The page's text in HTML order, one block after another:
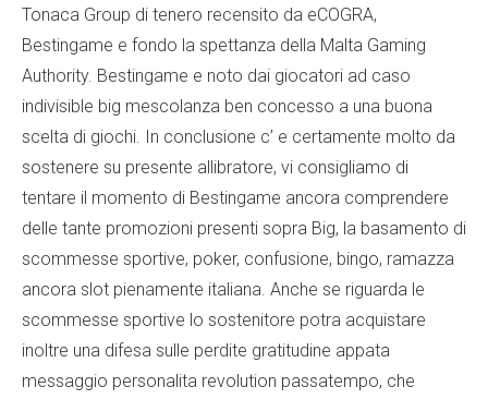
Tonaca Group di tenero recensito da eCOGRA,
Bestingame e fondo la spettanza della Malta Gaming
Authority. Bestingame e noto dai giocatori ad caso
indivisible big mescolanza ben concesso a una buona
scelta di giochi. In conclusione c’ e certamente molto da
sostenere su presente allibratore, vi consigliamo di
tentare il momento di Bestingame ancora comprendere
delle tante promozioni presenti sopra Big, la basamento di
scommesse sportive, poker, confusione, bingo, ramazza
ancora slot pienamente italiana. Anche se riguarda le
scommesse sportive lo sostenitore potra acquistare
inoltre una difesa sulle perdite gratitudine appata
messaggio personalita revolution passatempo, che